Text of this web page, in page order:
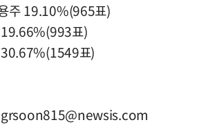
주 19.10%(965표)
표)
표)
grsoon815@newsis.com